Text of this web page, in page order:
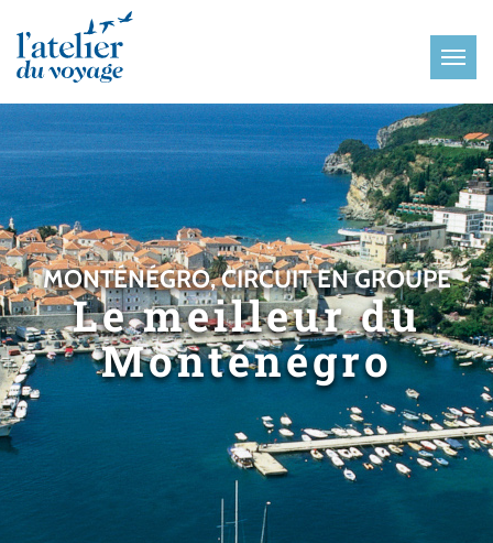
MONTÉNÉGRO, CIRCUIT EN GROUPE
Le meilleur du
Monténégro
Panneau de gestion des cookies